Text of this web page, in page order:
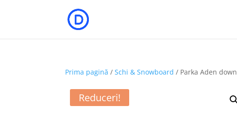
Prima pagină /Schi & Snowboard / Parka Aden down
Reduceri!